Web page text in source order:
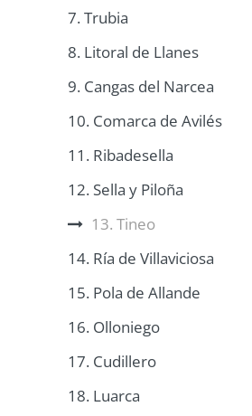
7. Trubia
8. Litoral de Llanes
9. Cangas del Narcea
10. Comarca de Avilés
11. Ribadesella
12. Sella y Piloña
13. Tineo
14. Ría de Villaviciosa
15. Pola de Allande
16. Olloniego
17. Cudillero
18. Luarca